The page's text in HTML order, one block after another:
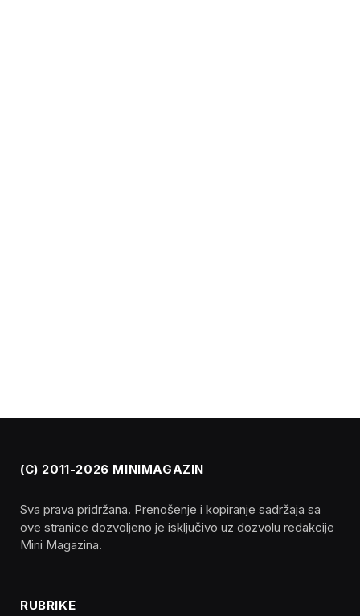
(C) 2011-2026 MINIMAGAZIN
Sva prava pridržana. Prenošenje i kopiranje sadržaja sa
ove stranice dozvoljeno je isključivo uz dozvolu redakcije
Mini Magazina.
RUBRIKE